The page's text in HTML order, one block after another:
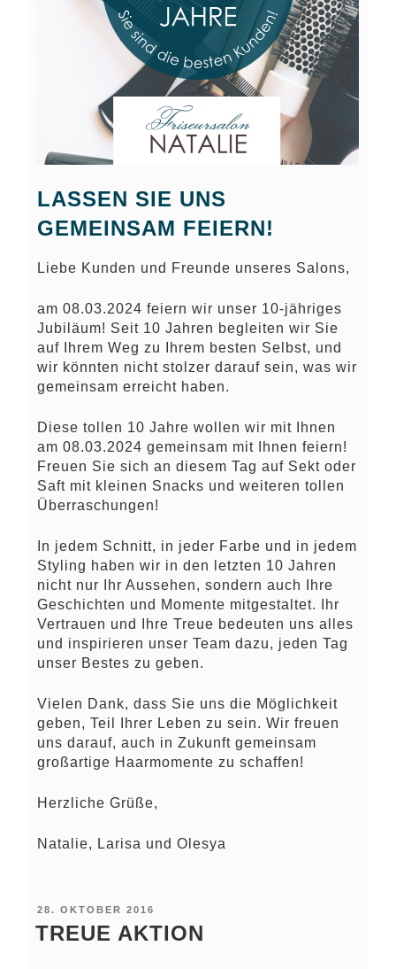
LASSEN SIE UNS
GEMEINSAM FEIERN!
Liebe Kunden und Freunde unseres Salons,
am 08.03.2024 feiern wir unser 10-jähriges
Jubiläum! Seit 10 Jahren begleiten wir Sie
auf Ihrem Weg zu Ihrem besten Selbst, und
wir könnten nicht stolzer darauf sein, was wir
gemeinsam erreicht haben.
Diese tollen 10 Jahre wollen wir mit Ihnen
am 08.03.2024 gemeinsam mit Ihnen feiern!
Freuen Sie sich an diesem Tag auf Sekt oder
Saft mit kleinen Snacks und weiteren tollen
Überraschungen!
In jedem Schnitt, in jeder Farbe und in jedem
Styling haben wir in den letzten 10 Jahren
nicht nur Ihr Aussehen, sondern auch Ihre
Geschichten und Momente mitgestaltet. Ihr
Vertrauen und Ihre Treue bedeuten uns alles
und inspirieren unser Team dazu, jeden Tag
unser Bestes zu geben.
Vielen Dank, dass Sie uns die Möglichkeit
geben, Teil Ihrer Leben zu sein. Wir freuen
uns darauf, auch in Zukunft gemeinsam
großartige Haarmomente zu schaffen!
Herzliche Grüße,
Natalie, Larisa und Olesya
VERÖFFENTLICHT
28. OKTOBER 2016
TREUE AKTION